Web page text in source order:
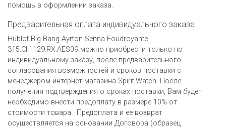
помощь в оформлении заказа.
Предварительная оплата индивидуального заказа
Hublot Big Bang Ayrton Senna Foudroyante
315.CI.1129.RX.AES09 можно приобрести только по
индивидуальному заказу, после предварительного
согласования возможностей и сроков поставки с
менеджером интернет-магазина Spirit.Watch. После
получения подтверждения о сроках поставки, Вам будет
необходимо внести предоплату в размере 10% от
стоимости товара . Предоплата и ее возврат
осуществляется на основании Договора (образец